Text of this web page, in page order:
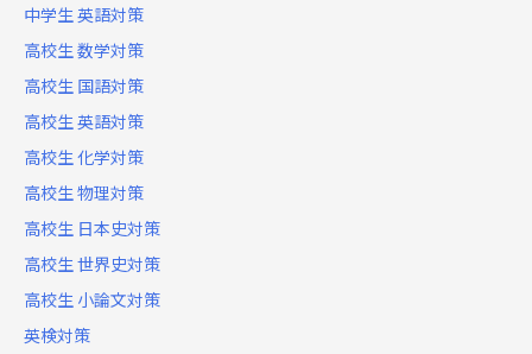
中学生 英語対策
高校生 数学対策
高校生 国語対策
高校生 英語対策
高校生 化学対策
高校生 物理対策
高校生 日本史対策
高校生 世界史対策
高校生 小論文対策
英検対策